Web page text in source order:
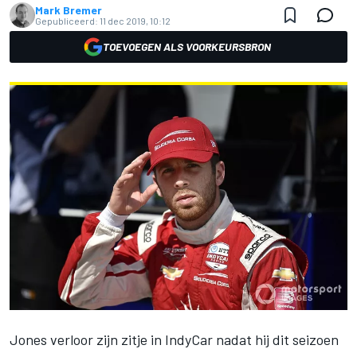
Mark Bremer
Gepubliceerd: 11 dec 2019, 10:12
TOEVOEGEN ALS VOORKEURSBRON
Jones verloor zijn zitje in IndyCar nadat hij dit seizoen